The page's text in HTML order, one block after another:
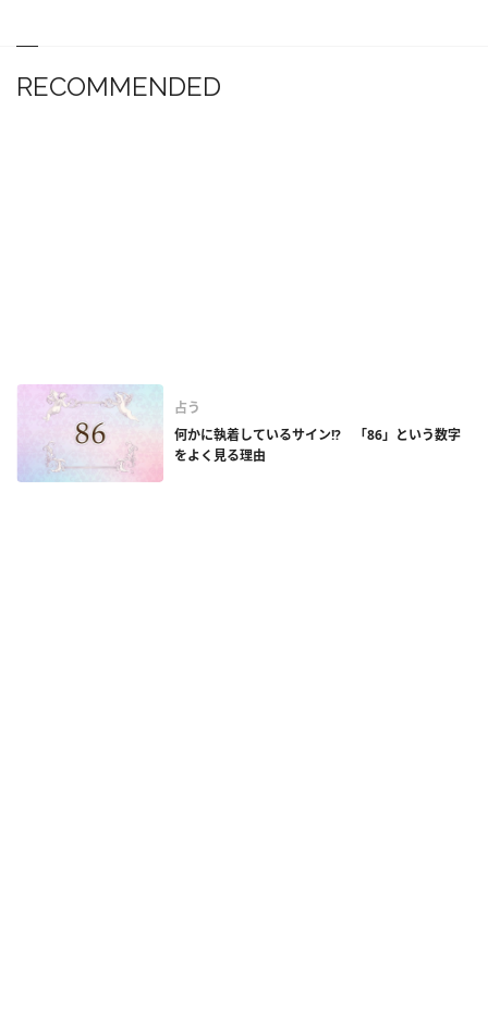
RECOMMENDED
占う
何かに執着しているサイン!? 「86」という数字
をよく見る理由